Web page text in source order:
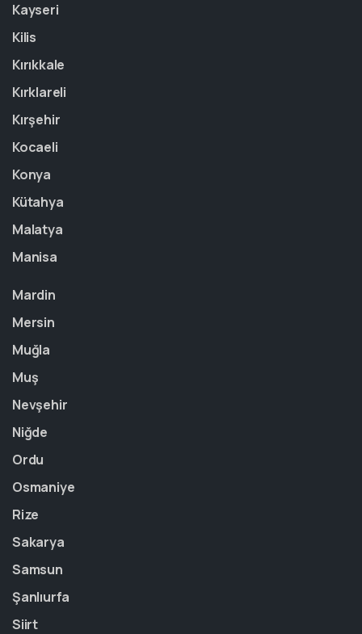
Kayseri
Kilis
Kırıkkale
Kırklareli
Kırşehir
Kocaeli
Konya
Kütahya
Malatya
Manisa
Mardin
Mersin
Muğla
Muş
Nevşehir
Niğde
Ordu
Osmaniye
Rize
Sakarya
Samsun
Şanlıurfa
Siirt